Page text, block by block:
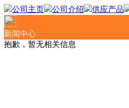
公司主页 公司介绍 供应产品
新闻中心
抱歉，暂无相关信息